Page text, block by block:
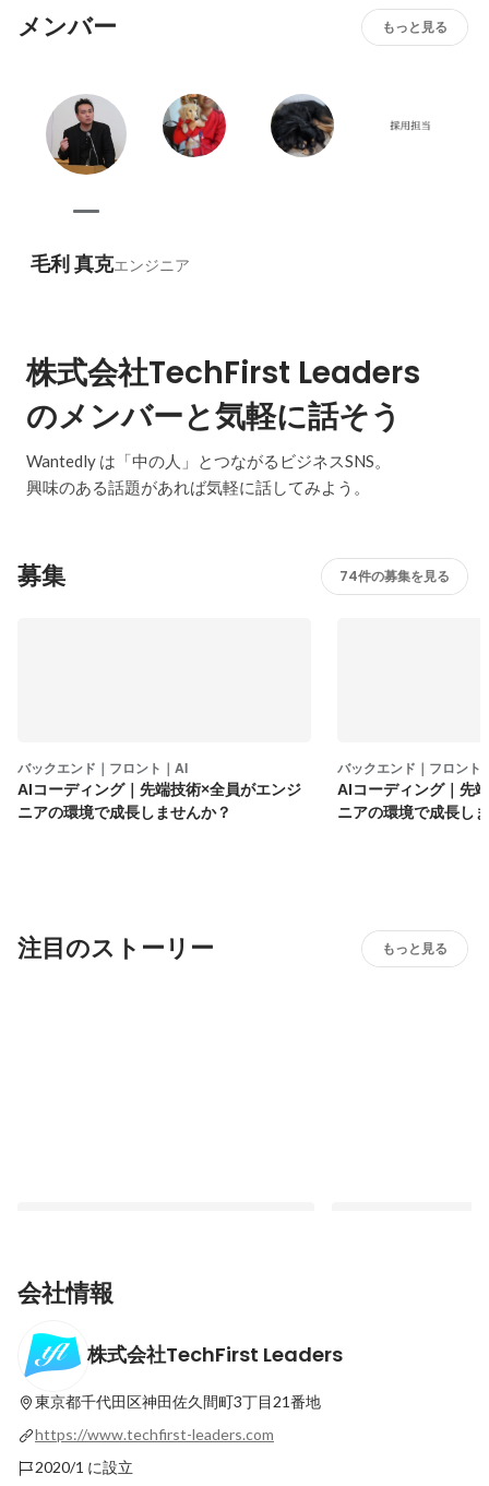
メンバー もっと見る
毛利 真克エンジニア
株式会社TechFirst Leaders
のメンバーと気軽に話そう
Wantedly は「中の人」とつながるビジネスSNS。
興味のある話題があれば気軽に話してみよう。
募集 74件の募集を見る
バックエンド｜フロント｜AI
AIコーディング｜先端技術×全員がエンジ
ニアの環境で成長しませんか？
バックエンド｜フロント
AIコーディング｜先
ニアの環境で成長し
注目のストーリー もっと見る
エンジニア集団だからこそできる「エンジ
ニアの成長」にフォーカスした豊富な制
度！最新順で表示
Meta Quest
会社情報
株式会社TechFirst Leaders
東京都千代田区神田佐久間町3丁目21番地
https://www.techfirst-leaders.com
2020/1 に設立